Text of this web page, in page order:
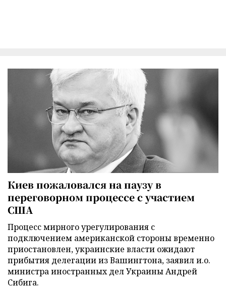
Киев пожаловался на паузу в
переговорном процессе с участием
США
Процесс мирного урегулирования с
подключением американской стороны временно
приостановлен, украинские власти ожидают
прибытия делегации из Вашингтона, заявил и.о.
министра иностранных дел Украины Андрей
Сибига.